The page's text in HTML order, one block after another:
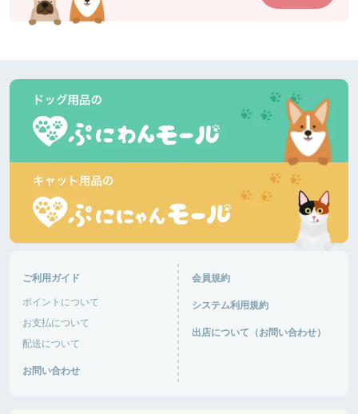
ご利用ガイド
ポイントについて
お支払について
配送について
お問い合わせ
会員規約
システム利用規約
出店について（お問い合わせ）